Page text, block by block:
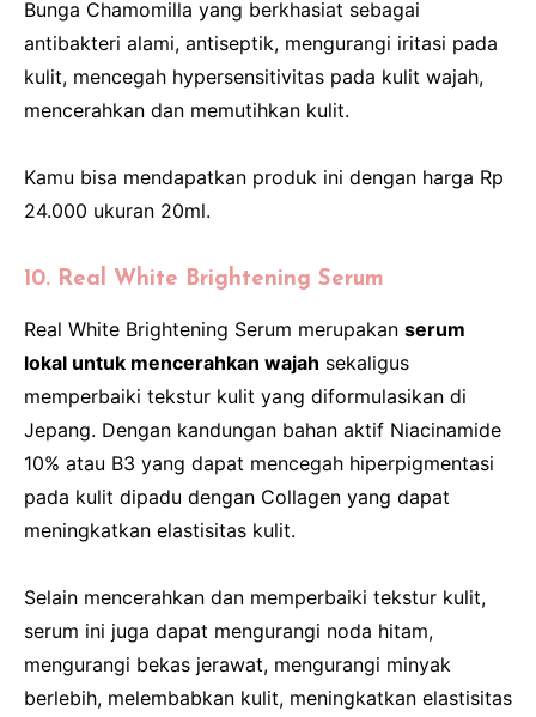
Bunga Chamomilla yang berkhasiat sebagai
antibakteri alami, antiseptik, mengurangi iritasi pada
kulit, mencegah hypersensitivitas pada kulit wajah,
mencerahkan dan memutihkan kulit.
Kamu bisa mendapatkan produk ini dengan harga Rp
24.000 ukuran 20ml.
10. Real White Brightening Serum
Real White Brightening Serum merupakan serum
lokal untuk mencerahkan wajah sekaligus
memperbaiki tekstur kulit yang diformulasikan di
Jepang. Dengan kandungan bahan aktif Niacinamide
10% atau B3 yang dapat mencegah hiperpigmentasi
pada kulit dipadu dengan Collagen yang dapat
meningkatkan elastisitas kulit.
Selain mencerahkan dan memperbaiki tekstur kulit,
serum ini juga dapat mengurangi noda hitam,
mengurangi bekas jerawat, mengurangi minyak
berlebih, melembabkan kulit, meningkatkan elastisitas